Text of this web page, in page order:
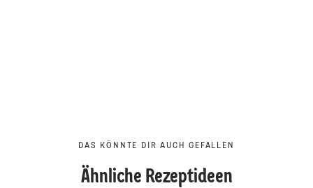
DAS KÖNNTE DIR AUCH GEFALLEN
Ähnliche Rezeptideen